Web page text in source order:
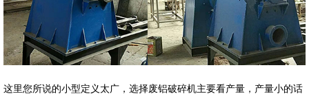
这里您所说的小型定义太广，选择废铝破碎机主要看产量，产量小的话